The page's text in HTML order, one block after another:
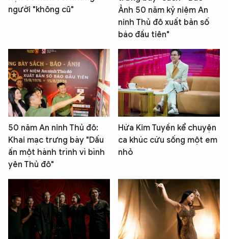
người "không cũ"
Ảnh 50 năm kỷ niệm An
ninh Thủ đô xuất bản số
báo đầu tiên"
50 năm An ninh Thủ đô:
Khai mạc trưng bày "Dấu
ấn một hành trình vì bình
yên Thủ đô"
Hứa Kim Tuyền kể chuyện
ca khúc cứu sống một em
nhỏ